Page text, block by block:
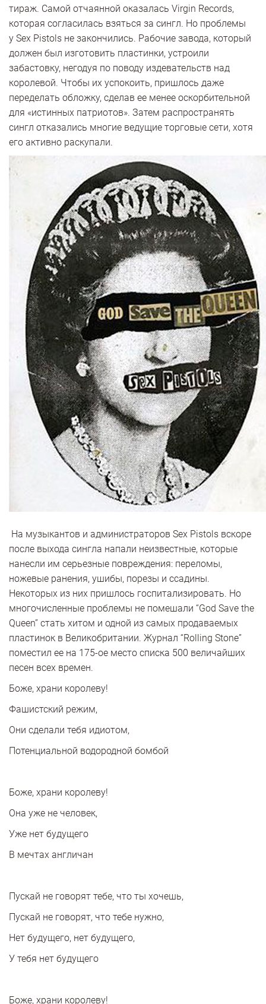
тираж. Самой отчаянной оказалась Virgin Records,
которая согласилась взяться за сингл. Но проблемы
у Sex Pistols не закончились. Рабочие завода, который
должен был изготовить пластинки, устроили
забастовку, негодуя по поводу издевательств над
королевой. Чтобы их успокоить, пришлось даже
переделать обложку, сделав ее менее оскорбительной
для «истинных патриотов». Затем распространять
сингл отказались многие ведущие торговые сети, хотя
его активно раскупали.
На музыкантов и администраторов Sex Pistols вскоре
после выхода сингла напали неизвестные, которые
нанесли им серьезные повреждения: переломы,
ножевые ранения, ушибы, порезы и ссадины.
Некоторых из них пришлось госпитализировать. Но
многочисленные проблемы не помешали “God Save the
Queen” стать хитом и одной из самых продаваемых
пластинок в Великобритании. Журнал “Rolling Stone”
поместил ее на 175-ое место списка 500 величайших
песен всех времен.
Боже, храни королеву!
Фашистский режим,
Они сделали тебя идиотом,
Потенциальной водородной бомбой
Боже, храни королеву!
Она уже не человек,
Уже нет будущего
В мечтах англичан
Пускай не говорят тебе, что ты хочешь,
Пускай не говорят, что тебе нужно,
Нет будущего, нет будущего,
У тебя нет будущего
Боже, храни королеву!